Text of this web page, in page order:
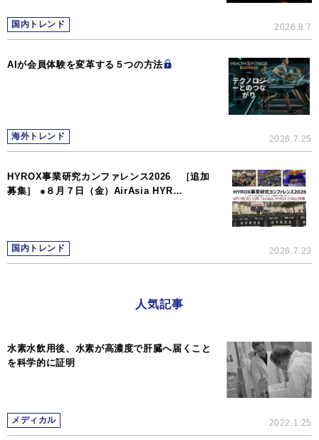
国内トレンド 2026.8.7
AIが会員体験を変革する５つの方法
海外トレンド 2026.7.25
HYROX事業研究カンファレンス2026 ［追加
募集］ ●８月７日（金）AirAsia HYR…
国内トレンド 2026.7.23
人気記事
水素水飲用後、水素が高濃度で肝臓へ届くこと
を科学的に証明
メディカル 2022.1.25